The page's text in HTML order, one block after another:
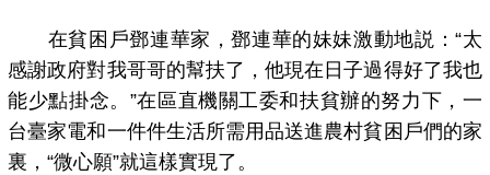
在貧困戶鄧連華家，鄧連華的妹妹激動地説：“太
感謝政府對我哥哥的幫扶了，他現在日子過得好了我也
能少點掛念。”在區直機關工委和扶貧辦的努力下，一
台臺家電和一件件生活所需用品送進農村貧困戶們的家
裏，“微心願”就這樣實現了。